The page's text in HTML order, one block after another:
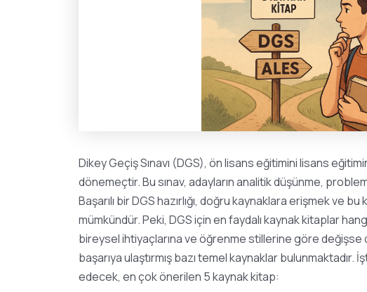
Dikey Geçiş Sınavı (DGS), ön lisans eğitimini lisans
dönemeçtir. Bu sınav, adayların analitik düşünme,
Başarılı bir DGS hazırlığı, doğru kaynaklara erişmek ve
mümkündür. Peki, DGS için en faydalı kaynak kitaplar
bireysel ihtiyaçlarına ve öğrenme stillerine göre
başarıya ulaştırmış bazı temel kaynaklar
edecek, en çok önerilen 5 kaynak kitap: